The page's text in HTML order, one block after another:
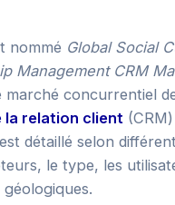
nommé Global Social
Management CRM
marché concurrentiel
la relation client
détaillé selon
le type, les